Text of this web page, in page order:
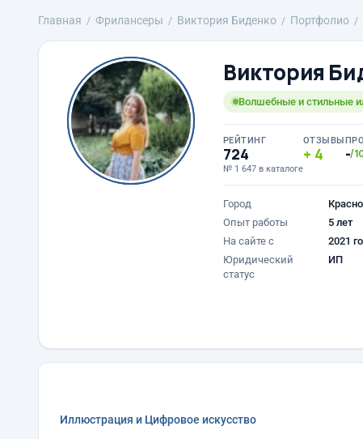
Главная Фрилансеры Виктория Биденко Портфолио
Виктория
Волшебные и стильные
РЕЙТИНГ
724
№ 1 647 в каталоге
ОТЗЫВЫ
4 -/
Город
Опыт работы
5 лет
На сайте с
2021
Юридический
статус
ИП
Иллюстрация и Цифровое искусство